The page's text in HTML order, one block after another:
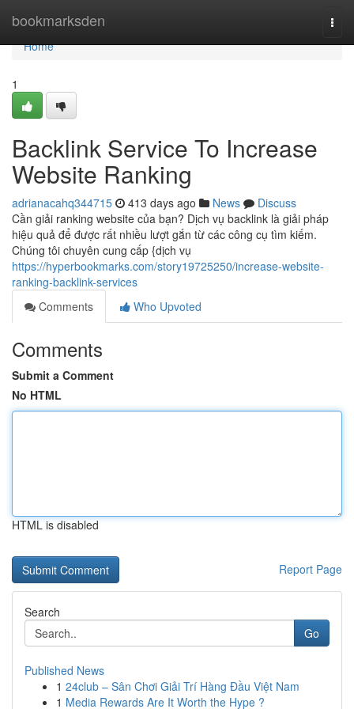
bookmarksden
Home
Home
1
Backlink Service To Increase
Website Ranking
adrianacahq344715 413 days ago News
Discuss
Cần giải ranking website của bạn? Dịch vụ backlink là giải pháp
hiệu quả để được rất nhiều lượt gắn từ các công cụ tìm kiếm.
Chúng tôi chuyên cung cấp {dịch vụ
https://hyperbookmarks.com/story19725250/increase-website-
ranking-backlink-services
Comments
Who Upvoted
Comments
Submit a Comment
No HTML
HTML is disabled
Report Page
Search
Go
Published News
1 24club – Sân Chơi Giải Trí Hàng Đầu Việt Nam
1 Media Rewards Are It Worth the Hype ?